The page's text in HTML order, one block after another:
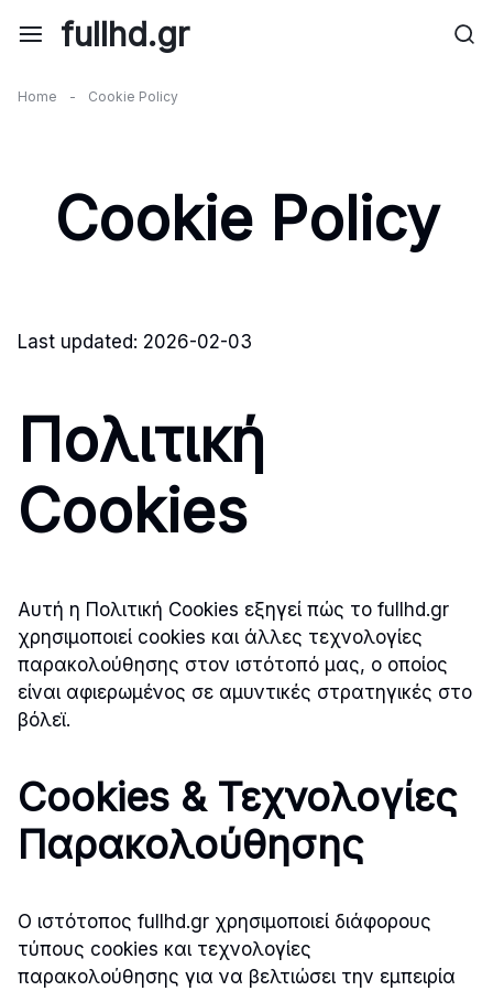
fullhd.gr
Home - Cookie Policy
Cookie Policy
Last updated: 2026-02-03
Πολιτική
Cookies
Αυτή η Πολιτική Cookies εξηγεί πώς το fullhd.gr
χρησιμοποιεί cookies και άλλες τεχνολογίες
παρακολούθησης στον ιστότοπό μας, ο οποίος
είναι αφιερωμένος σε αμυντικές στρατηγικές στο
βόλεϊ.
Cookies & Τεχνολογίες
Παρακολούθησης
Ο ιστότοπος fullhd.gr χρησιμοποιεί διάφορους
τύπους cookies και τεχνολογίες
παρακολούθησης για να βελτιώσει την εμπειρία